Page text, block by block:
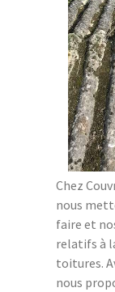
Chez
nous
faire et
relatifs à
toitures.
nous